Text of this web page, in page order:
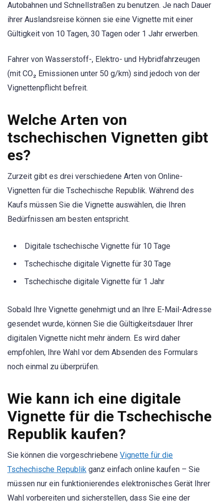
Autobahnen und Schnellstraßen zu benutzen. Je nach Dauer
ihrer Auslandsreise können sie eine Vignette mit einer
Gültigkeit von 10 Tagen, 30 Tagen oder 1 Jahr erwerben.
Fahrer von Wasserstoff-, Elektro- und Hybridfahrzeugen
(mit CO₂ Emissionen unter 50 g/km) sind jedoch von der
Vignettenpflicht befreit.
Welche Arten von
tschechischen Vignetten gibt
es?
Zurzeit gibt es drei verschiedene Arten von Online-
Vignetten für die Tschechische Republik. Während des
Kaufs müssen Sie die Vignette auswählen, die Ihren
Bedürfnissen am besten entspricht.
Digitale tschechische Vignette für 10 Tage
Tschechische digitale Vignette für 30 Tage
Tschechische digitale Vignette für 1 Jahr
Sobald Ihre Vignette genehmigt und an Ihre E-Mail-Adresse
gesendet wurde, können Sie die Gültigkeitsdauer Ihrer
digitalen Vignette nicht mehr ändern. Es wird daher
empfohlen, Ihre Wahl vor dem Absenden des Formulars
noch einmal zu überprüfen.
Wie kann ich eine digitale
Vignette für die Tschechische
Republik kaufen?
Sie können die vorgeschriebene Vignette für die
Tschechische Republik ganz einfach online kaufen – Sie
müssen nur ein funktionierendes elektronisches Gerät Ihrer
Wahl vorbereiten und sicherstellen, dass Sie eine der